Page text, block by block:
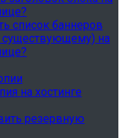
список баннеров
существующему) на
на хостинге
резервную